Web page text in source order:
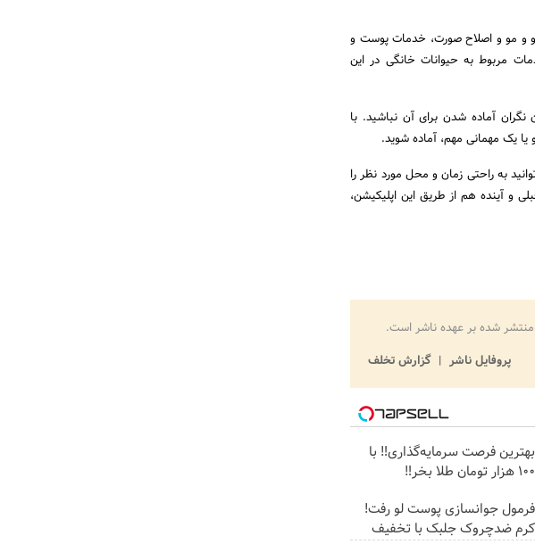
و مو و اصلاح صورت، خدمات پوست و
مربوط به حیوانات خانگی در این
آماده شدن برای آن نباشید. با
یک مهمانی مهم، آماده شوید.
به راحتی زمان و محل مورد نظر را
و آینده ‌هم از طریق این اپلیکیشن،
شده بر عهده ناشر است.
پروفایل ناشر
گزارش تخلف
بهترین فرصت سرمایه‌گذاری‼️ با
100 هزار تومان طلا بخر‼️
فرمول جوانسازی پوست لو رفت!
کرم ضدچروک جلبک با تخفیف